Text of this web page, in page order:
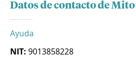
Datos de contacto de Mito
Ayuda
NIT: 9013858228